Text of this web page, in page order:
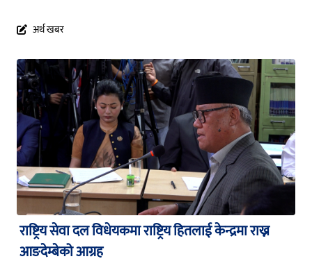
अर्थ खबर
राष्ट्रिय सेवा दल विधेयकमा राष्ट्रिय हितलाई केन्द्रमा राख्न
आङदेम्बेको आग्रह